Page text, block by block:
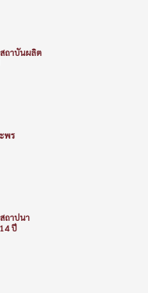
ถาบันผลิต
พร
ถาปนา
ปี